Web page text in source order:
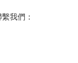
我們：